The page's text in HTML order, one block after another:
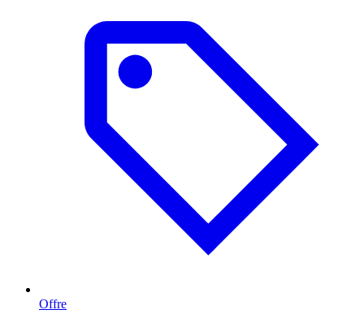
Offre